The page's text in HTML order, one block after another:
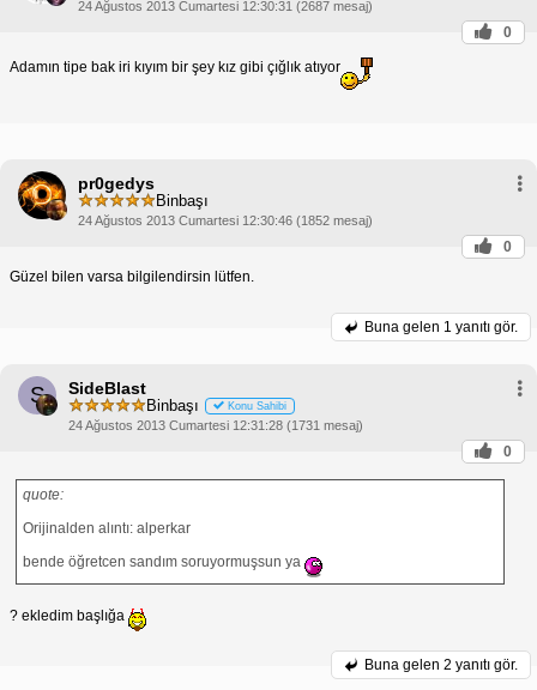
24 Ağustos 2013 Cumartesi 12:30:31 (2687 mesaj)
0
Adamın tipe bak iri kıyım bir şey kız gibi çığlık atıyor
pr0gedys
Binbaşı
24 Ağustos 2013 Cumartesi 12:30:46 (1852 mesaj)
0
Güzel bilen varsa bilgilendirsin lütfen.
Buna gelen 1 yanıtı gör.
S SideBlast
Binbaşı Konu Sahibi
24 Ağustos 2013 Cumartesi 12:31:28 (1731 mesaj)
0
quote:
Orijinalden alıntı: alperkar
bende öğretcen sandım soruyormuşsun ya
? ekledim başlığa
Buna gelen 2 yanıtı gör.